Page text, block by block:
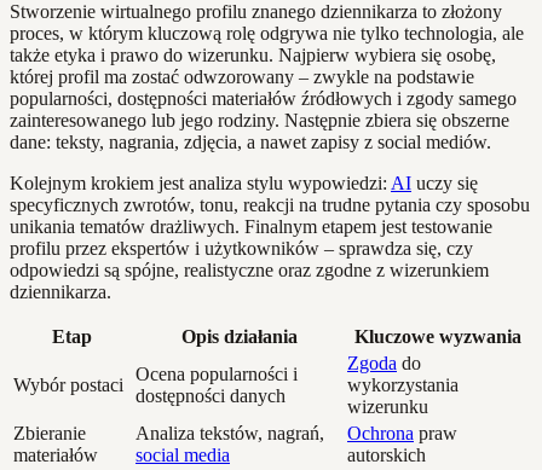
Stworzenie wirtualnego profilu znanego dziennikarza to złożony
proces, w którym kluczową rolę odgrywa nie tylko technologia, ale
także etyka i prawo do wizerunku. Najpierw wybiera się osobę,
której profil ma zostać odwzorowany – zwykle na podstawie
popularności, dostępności materiałów źródłowych i zgody samego
zainteresowanego lub jego rodziny. Następnie zbiera się obszerne
dane: teksty, nagrania, zdjęcia, a nawet zapisy z social mediów.
Kolejnym krokiem jest analiza stylu wypowiedzi: AI uczy się
specyficznych zwrotów, tonu, reakcji na trudne pytania czy sposobu
unikania tematów drażliwych. Finalnym etapem jest testowanie
profilu przez ekspertów i użytkowników – sprawdza się, czy
odpowiedzi są spójne, realistyczne oraz zgodne z wizerunkiem
dziennikarza.
Etap Opis działania Kluczowe wyzwania
Wybór postaci
Ocena popularności i
dostępności danych
Zgoda do
wykorzystania
wizerunku
Zbieranie
materiałów
Analiza tekstów, nagrań,
social media
Ochrona praw
autorskich